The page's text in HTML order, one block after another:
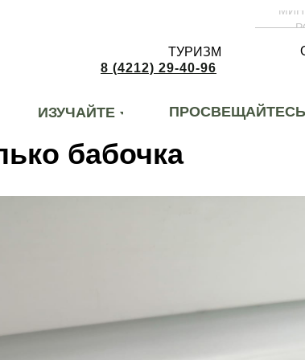
8 (4212) 29-40-96
ТУРИЗМ
ИЗУЧАЙТЕ ПРОСВЕЩАЙТЕСЬ
бабочка